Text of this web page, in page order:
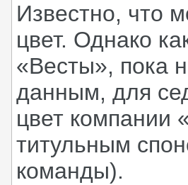
Известно, что
цвет. Однако
«Весты», пока
данным, для
цвет компании
титульным
команды).